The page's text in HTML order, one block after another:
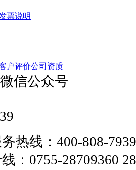
票说明
户评价公司资质
信公众号
热线：400-808-7939
：0755-28709360